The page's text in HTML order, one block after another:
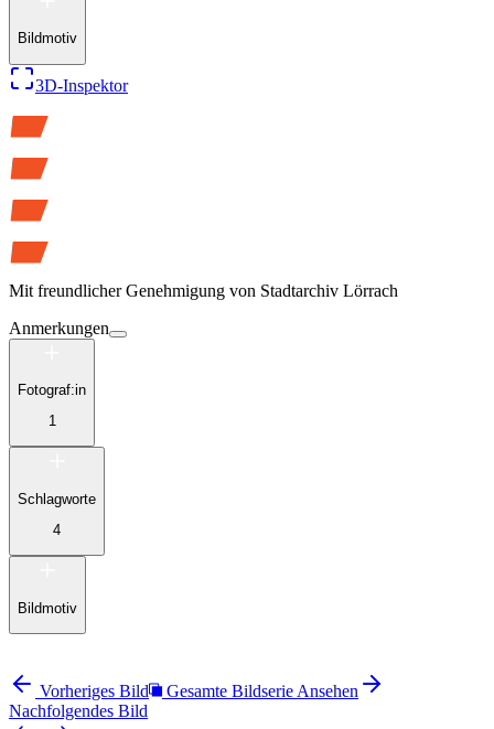
Bildmotiv
3D-Inspektor
Mit freundlicher Genehmigung von Stadtarchiv Lörrach
Anmerkungen
Fotograf:in
1
Schlagworte
4
Bildmotiv
Vorheriges Bild
Gesamte Bildserie Ansehen
Nachfolgendes Bild